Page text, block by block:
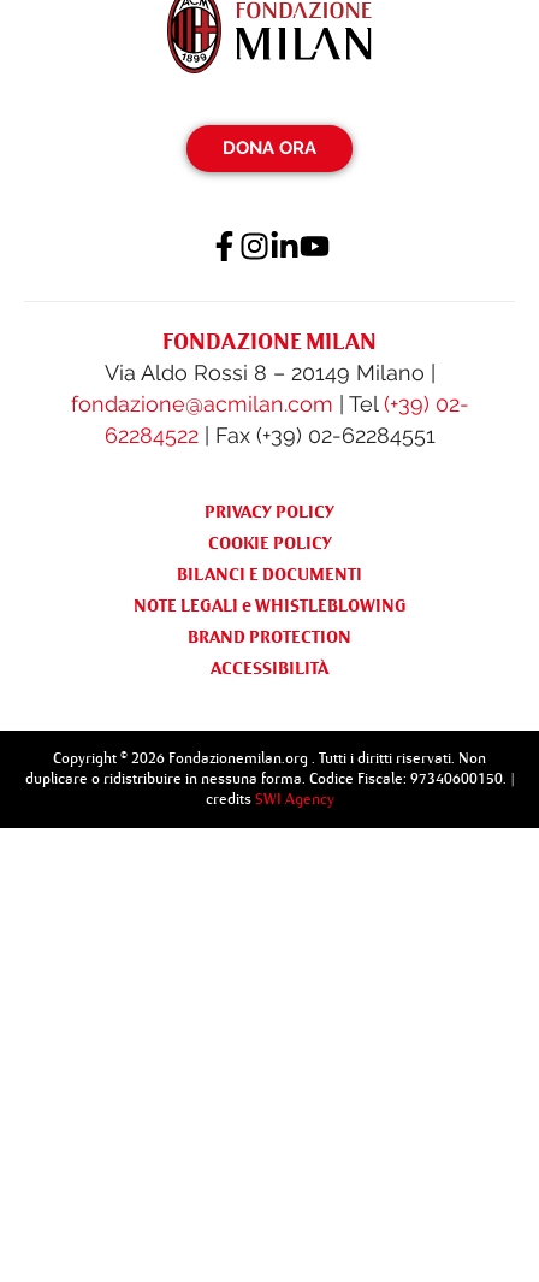
DONA ORA
FONDAZIONE MILAN
Via Aldo Rossi 8 – 20149 Milano |
fondazione@acmilan.com | Tel (+39) 02-
62284522| Fax (+39) 02-62284551
PRIVACY POLICY
COOKIE POLICY
BILANCI E DOCUMENTI
NOTE LEGALI e WHISTLEBLOWING
BRAND PROTECTION
ACCESSIBILITÀ
Copyright © 2026 Fondazionemilan.org . Tutti i diritti riservati. Non
duplicare o ridistribuire in nessuna forma. Codice Fiscale: 97340600150. |
credits SWI Agency